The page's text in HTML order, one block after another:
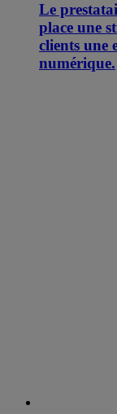
Le
place une
clients une
numérique.